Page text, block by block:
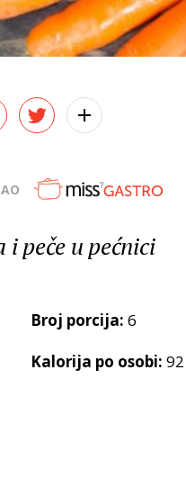
peče u pećnici
Broj porcija:6
Kalorija po osobi:92